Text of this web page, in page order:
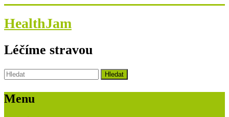
HealthJam
Léčíme stravou
Menu